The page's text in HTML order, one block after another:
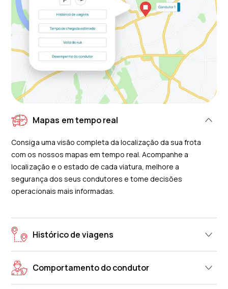
Mapas em tempo real
Consiga uma visão completa da localização da sua frota
com os nossos mapas em tempo real. Acompanhe a
localização e o estado de cada viatura, melhore a
segurança dos seus condutores e tome decisões
operacionais mais informadas.
Histórico de viagens
Comportamento do condutor